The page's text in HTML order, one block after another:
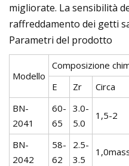
migliorate. La sensibilità
raffreddamento dei getti
Parametri del prodotto
Modello
Composizione
E
Zr Circa
BN-
2041
60-
65
3.0-
5.0
1,5-2
BN-
2042
58-
62
2.5-
3.5